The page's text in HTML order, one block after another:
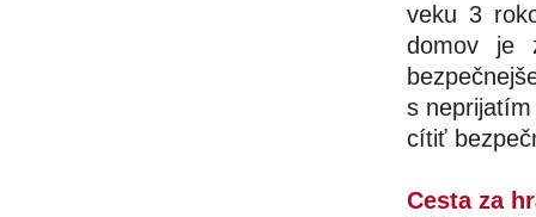
veku 3
domov je
s
cítiť
Cesta za